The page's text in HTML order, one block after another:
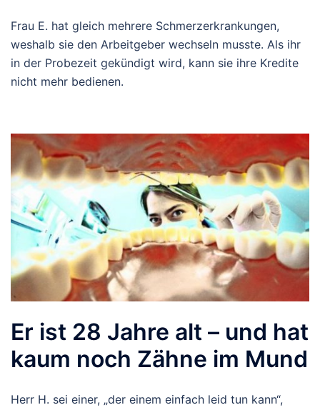
Frau E. hat gleich mehrere Schmerzerkrankungen,
weshalb sie den Arbeitgeber wechseln musste. Als ihr
in der Probezeit gekündigt wird, kann sie ihre Kredite
nicht mehr bedienen.
Er ist 28 Jahre alt – und hat
kaum noch Zähne im Mund
Herr H. sei einer, „der einem einfach leid tun kann“,